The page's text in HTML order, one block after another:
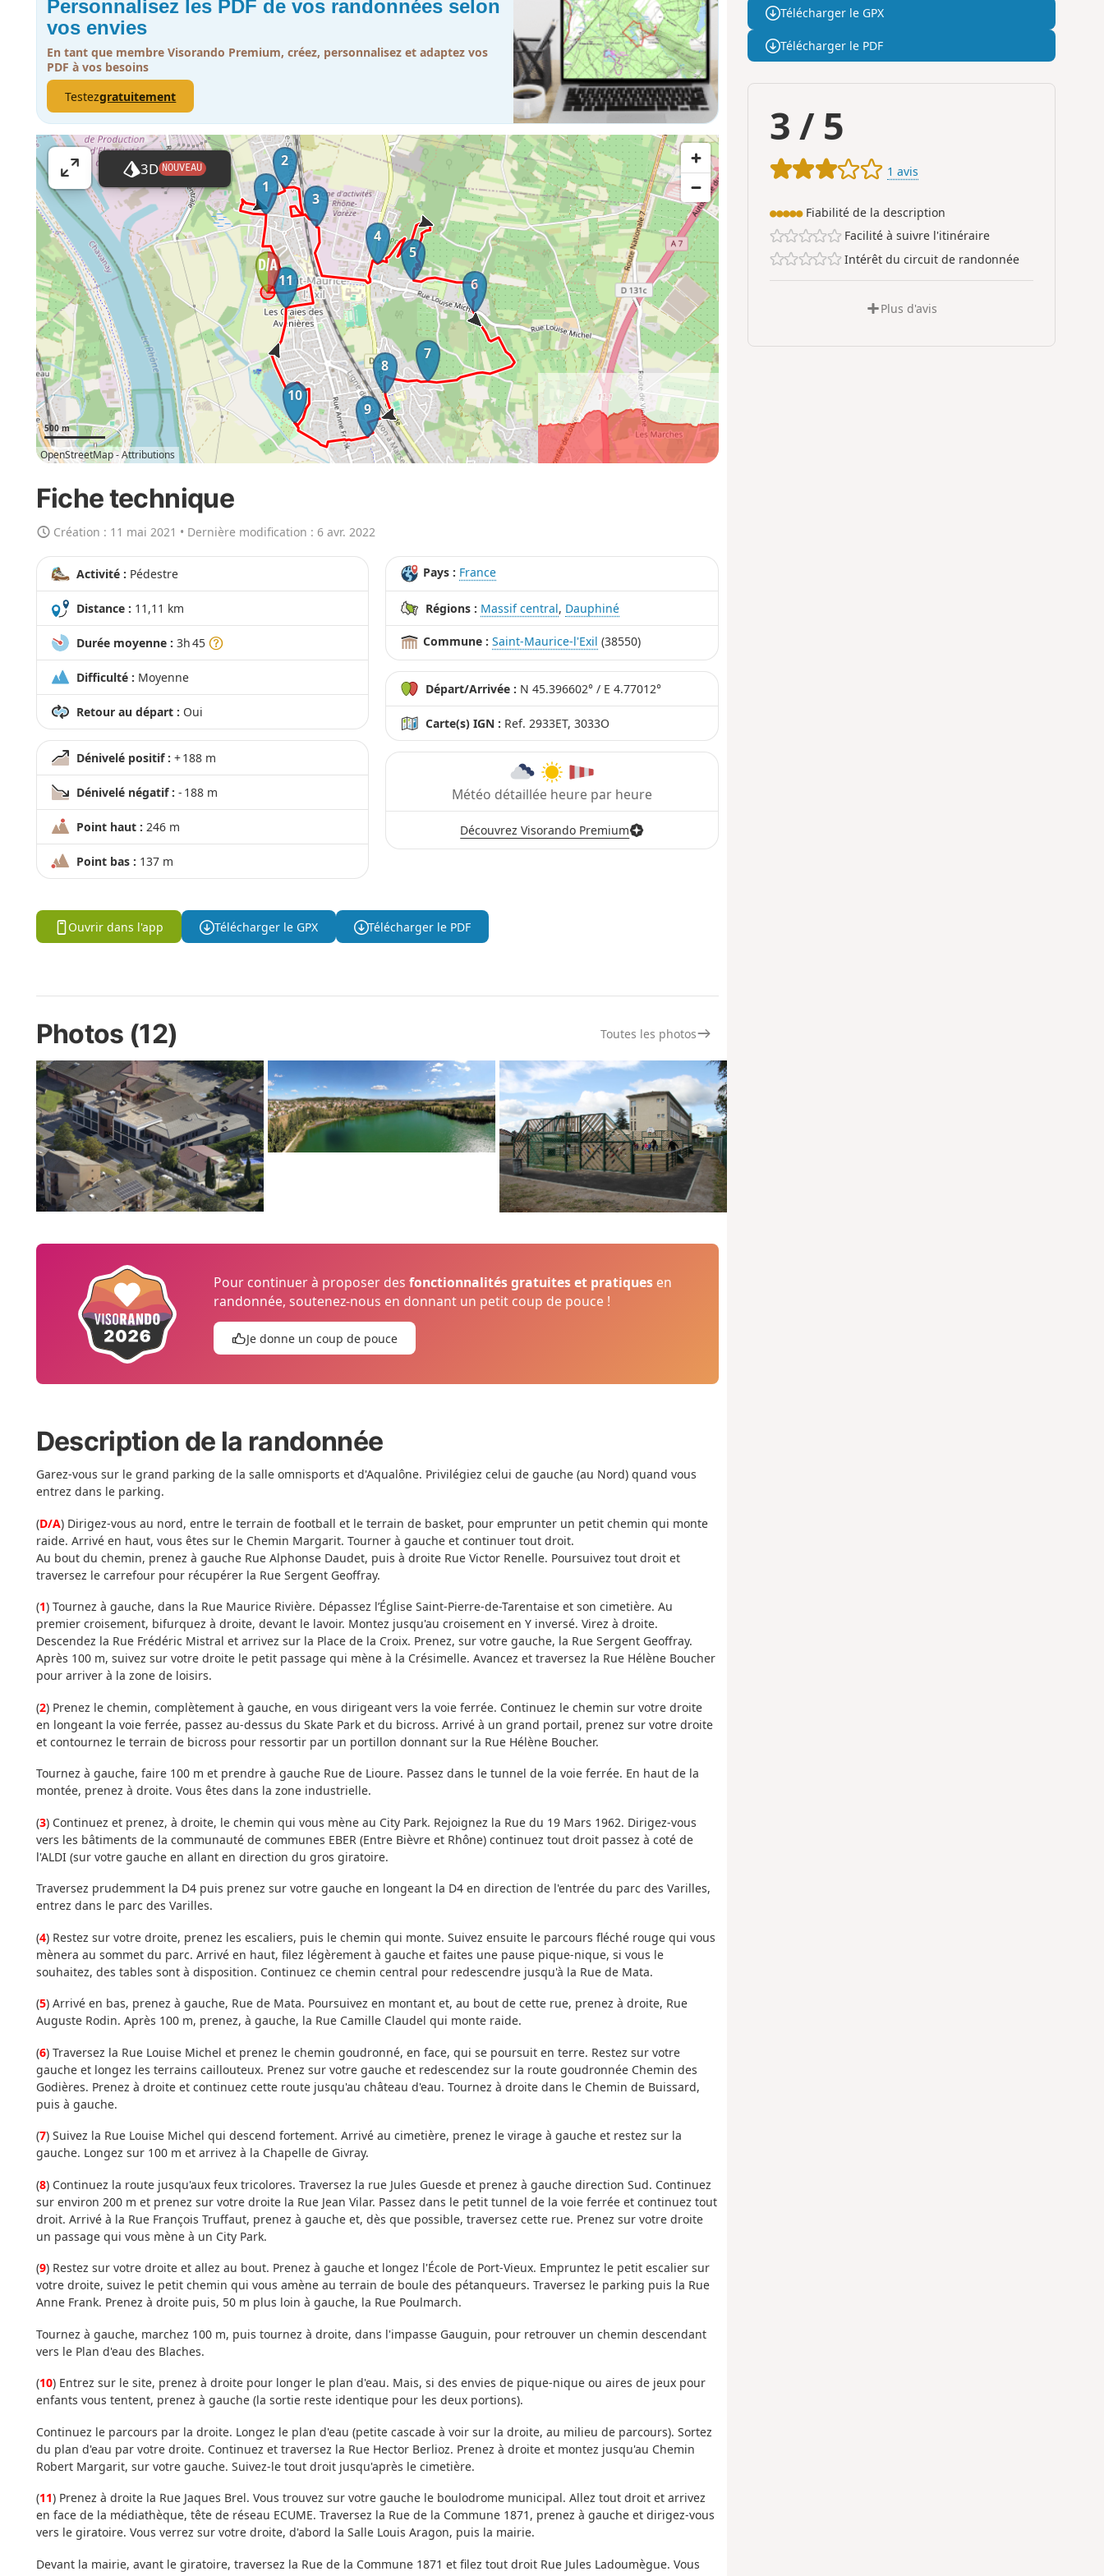
Personnalisez les PDF de vos randonnées selon
vos envies
En tant que membre Visorando Premium, créez, personnalisez et adaptez vos
PDF à vos besoins
Testezgratuitement
A
ff
i
c
h
e
r
l
a
c
a
r
t
e
e
n
g
r
d
3D NOUVEAU
1
2
3
4
5
6
7
8
9
10
11
500 m
OpenStreetMap -Attributions
Fiche technique
Création : 11 mai 2021 • Dernière modification : 6 avr. 2022
Activité : Pédestre
Distance : 11,11 km
Durée moyenne : 3h 45
Difficulté : Moyenne
Retour au départ : Oui
Dénivelé positif : + 188 m
Dénivelé négatif : - 188 m
Point haut : 246 m
Point bas : 137 m
Pays : France
Régions : Massif central, Dauphiné
Commune : Saint-Maurice-l'Exil (38550)
Départ/Arrivée : N 45.396602° / E 4.77012°
Carte(s) IGN : Ref. 2933ET, 3033O
Météo détaillée heure par heure
Découvrez Visorando Premium
Ouvrir dans l'app Télécharger le GPX Télécharger le PDF
Photos (12) Toutes les photos
Pour continuer à proposer desfonctionnalités gratuites et pratiques en
randonnée, soutenez-nous en donnant un petit coup de pouce !
Je donne un coup de pouce
Description de la randonnée
Garez-vous sur le grand parking de la salle omnisports et d'Aqualône. Privilégiez celui de gauche (au Nord) quand vous
entrez dans le parking.
(D/A) Dirigez-vous au nord, entre le terrain de football et le terrain de basket, pour emprunter un petit chemin qui monte
raide. Arrivé en haut, vous êtes sur le Chemin Margarit. Tourner à gauche et continuer tout droit.
Au bout du chemin, prenez à gauche Rue Alphonse Daudet, puis à droite Rue Victor Renelle. Poursuivez tout droit et
traversez le carrefour pour récupérer la Rue Sergent Geoffray.
(1) Tournez à gauche, dans la Rue Maurice Rivière. Dépassez l’Église Saint-Pierre-de-Tarentaise et son cimetière. Au
premier croisement, bifurquez à droite, devant le lavoir. Montez jusqu'au croisement en Y inversé. Virez à droite.
Descendez la Rue Frédéric Mistral et arrivez sur la Place de la Croix. Prenez, sur votre gauche, la Rue Sergent Geoffray.
Après 100 m, suivez sur votre droite le petit passage qui mène à la Crésimelle. Avancez et traversez la Rue Hélène Boucher
pour arriver à la zone de loisirs.
(2) Prenez le chemin, complètement à gauche, en vous dirigeant vers la voie ferrée. Continuez le chemin sur votre droite
en longeant la voie ferrée, passez au-dessus du Skate Park et du bicross. Arrivé à un grand portail, prenez sur votre droite
et contournez le terrain de bicross pour ressortir par un portillon donnant sur la Rue Hélène Boucher.
Tournez à gauche, faire 100 m et prendre à gauche Rue de Lioure. Passez dans le tunnel de la voie ferrée. En haut de la
montée, prenez à droite. Vous êtes dans la zone industrielle.
(3) Continuez et prenez, à droite, le chemin qui vous mène au City Park. Rejoignez la Rue du 19 Mars 1962. Dirigez-vous
vers les bâtiments de la communauté de communes EBER (Entre Bièvre et Rhône) continuez tout droit passez à coté de
l'ALDI (sur votre gauche en allant en direction du gros giratoire.
Traversez prudemment la D4 puis prenez sur votre gauche en longeant la D4 en direction de l'entrée du parc des Varilles,
entrez dans le parc des Varilles.
(4) Restez sur votre droite, prenez les escaliers, puis le chemin qui monte. Suivez ensuite le parcours fléché rouge qui vous
mènera au sommet du parc. Arrivé en haut, filez légèrement à gauche et faites une pause pique-nique, si vous le
souhaitez, des tables sont à disposition. Continuez ce chemin central pour redescendre jusqu'à la Rue de Mata.
(5) Arrivé en bas, prenez à gauche, Rue de Mata. Poursuivez en montant et, au bout de cette rue, prenez à droite, Rue
Auguste Rodin. Après 100 m, prenez, à gauche, la Rue Camille Claudel qui monte raide.
(6) Traversez la Rue Louise Michel et prenez le chemin goudronné, en face, qui se poursuit en terre. Restez sur votre
gauche et longez les terrains caillouteux. Prenez sur votre gauche et redescendez sur la route goudronnée Chemin des
Godières. Prenez à droite et continuez cette route jusqu'au château d'eau. Tournez à droite dans le Chemin de Buissard,
puis à gauche.
(7) Suivez la Rue Louise Michel qui descend fortement. Arrivé au cimetière, prenez le virage à gauche et restez sur la
gauche. Longez sur 100 m et arrivez à la Chapelle de Givray.
(8) Continuez la route jusqu'aux feux tricolores. Traversez la rue Jules Guesde et prenez à gauche direction Sud. Continuez
sur environ 200 m et prenez sur votre droite la Rue Jean Vilar. Passez dans le petit tunnel de la voie ferrée et continuez tout
droit. Arrivé à la Rue François Truffaut, prenez à gauche et, dès que possible, traversez cette rue. Prenez sur votre droite
un passage qui vous mène à un City Park.
(9) Restez sur votre droite et allez au bout. Prenez à gauche et longez l'École de Port-Vieux. Empruntez le petit escalier sur
votre droite, suivez le petit chemin qui vous amène au terrain de boule des pétanqueurs. Traversez le parking puis la Rue
Anne Frank. Prenez à droite puis, 50 m plus loin à gauche, la Rue Poulmarch.
Tournez à gauche, marchez 100 m, puis tournez à droite, dans l'impasse Gauguin, pour retrouver un chemin descendant
vers le Plan d'eau des Blaches.
(10) Entrez sur le site, prenez à droite pour longer le plan d'eau. Mais, si des envies de pique-nique ou aires de jeux pour
enfants vous tentent, prenez à gauche (la sortie reste identique pour les deux portions).
Continuez le parcours par la droite. Longez le plan d'eau (petite cascade à voir sur la droite, au milieu de parcours). Sortez
du plan d'eau par votre droite. Continuez et traversez la Rue Hector Berlioz. Prenez à droite et montez jusqu'au Chemin
Robert Margarit, sur votre gauche. Suivez-le tout droit jusqu'après le cimetière.
(11) Prenez à droite la Rue Jaques Brel. Vous trouvez sur votre gauche le boulodrome municipal. Allez tout droit et arrivez
en face de la médiathèque, tête de réseau ECUME. Traversez la Rue de la Commune 1871, prenez à gauche et dirigez-vous
vers le giratoire. Vous verrez sur votre droite, d'abord la Salle Louis Aragon, puis la mairie.
Devant la mairie, avant le giratoire, traversez la Rue de la Commune 1871 et filez tout droit Rue Jules Ladoumègue. Vous
Télécharger le GPX
Télécharger le PDF
3/ 5
1 avis
●●●●●Fiabilité de la description
Facilité à suivre l'itinéraire
Intérêt du circuit de randonnée
Plus d'avis